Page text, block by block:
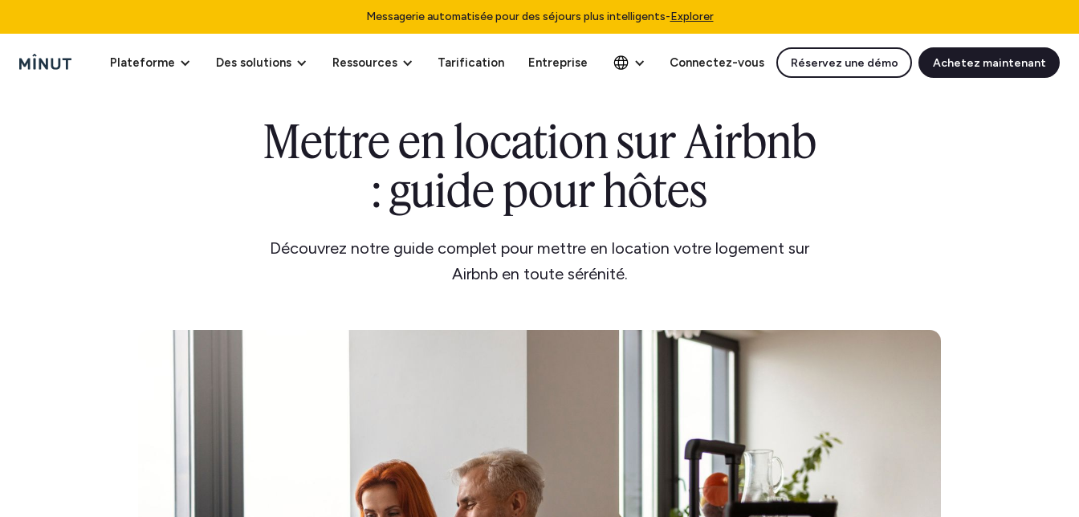
Messagerie automatisée pour des séjours plus intelligents-Explorer
Plateforme Des solutions Ressources Tarification Entreprise Connectez-vous Réservez une démo Achetez maintenant
Mettre en location sur Airbnb
: guide pour hôtes
Découvrez notre guide complet pour mettre en location votre logement sur
Airbnb en toute sérénité.